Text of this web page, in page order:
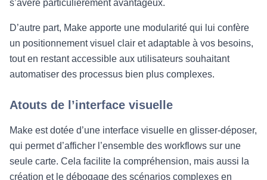
s’avère particulièrement avantageux.
D’autre part, Make apporte une modularité qui lui confère
un positionnement visuel clair et adaptable à vos besoins,
tout en restant accessible aux utilisateurs souhaitant
automatiser des processus bien plus complexes.
Atouts de l’interface visuelle
Make est dotée d’une interface visuelle en glisser-déposer,
qui permet d’afficher l’ensemble des workflows sur une
seule carte. Cela facilite la compréhension, mais aussi la
création et le débogage des scénarios complexes en